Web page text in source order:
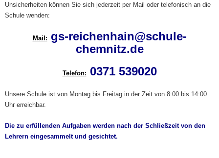
Unsicherheiten können Sie sich jederzeit per Mail oder telefonisch an die
Schule wenden:
Mail: gs-reichenhain@schule-
chemnitz.de
Telefon: 0371 539020
Unsere Schule ist von Montag bis Freitag in der Zeit von 8:00 bis 14:00
Uhr erreichbar.
Die zu erfüllenden Aufgaben werden nach der Schließzeit von den
Lehrern eingesammelt und gesichtet.